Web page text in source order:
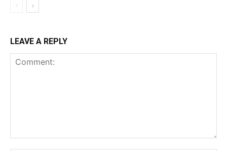
LEAVE A REPLY